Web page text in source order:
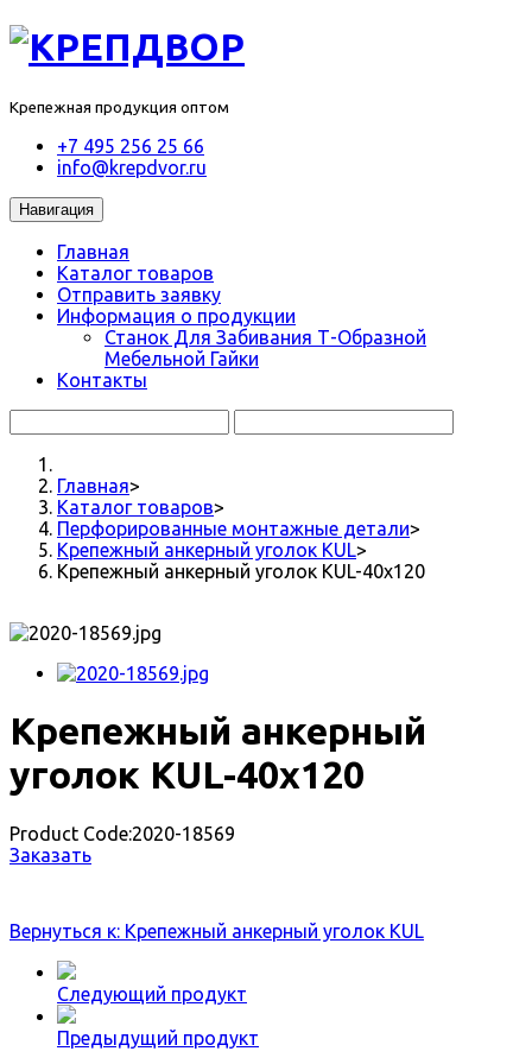
Крепежная продукция оптом
+7 495 256 25 66
info@krepdvor.ru
Навигация
Главная
Каталог товаров
Отправить заявку
Информация о продукции
Станок Для Забивания Т-Образной
Мебельной Гайки
Контакты
Главная>
Каталог товаров>
Перфорированные монтажные детали>
Крепежный анкерный уголок KUL>
Крепежный анкерный уголок KUL-40x120
Крепежный анкерный
уголок KUL-40x120
Product Code:2020-18569
Заказать
Вернуться к: Крепежный анкерный уголок KUL
Следующий продукт
Предыдущий продукт